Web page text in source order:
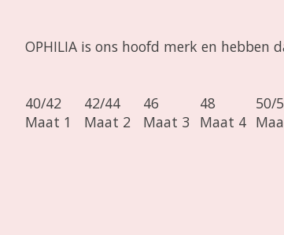
OPHILIA is ons hoofd merk en hebben
40/42 42/44 46 48 50/
Maat 1
Maat 2 Maat 3 Maat 4